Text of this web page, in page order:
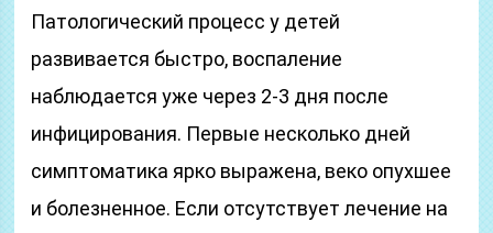
Патологический процесс у детей
развивается быстро, воспаление
наблюдается уже через 2-3 дня после
инфицирования. Первые несколько дней
симптоматика ярко выражена, веко опухшее
и болезненное. Если отсутствует лечение на